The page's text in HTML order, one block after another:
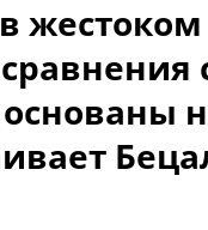
жестоком